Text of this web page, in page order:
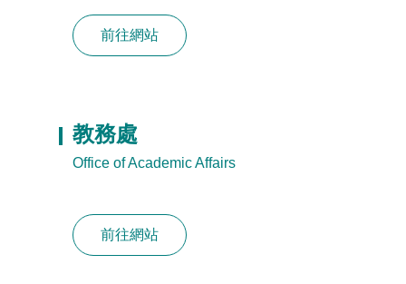
前往網站
教務處
Office of Academic Affairs
前往網站